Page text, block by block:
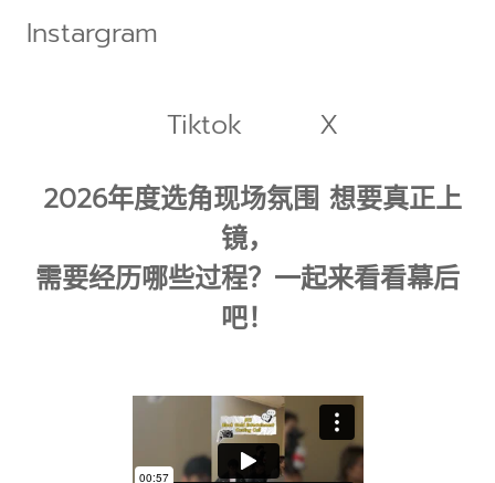
Instargram
Tiktok
X
2026年度选角现场氛围 想要真正上
镜，
需要经历哪些过程？一起来看看幕后
吧！